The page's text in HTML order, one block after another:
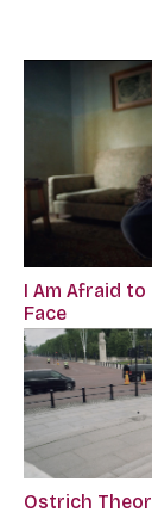
I Am Afraid
Face
Ostrich